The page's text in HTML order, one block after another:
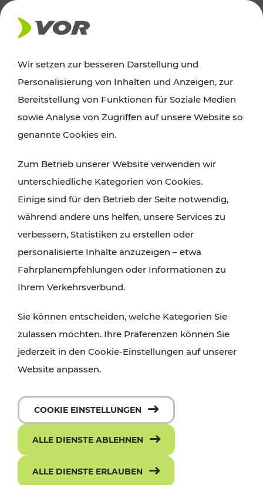
AKTUELLES
News
Alle wichtigen Meldungen zu Fahrplanänderungen,
finden Sie hier im Überblick.
Wir setzen zur besseren Darstellung und
Personalisierung von Inhalten und Anzeigen, zur
Bereitstellung von Funktionen für Soziale Medien
sowie Analyse von Zugriffen auf unsere Website so
genannte Cookies ein.
Zum Betrieb unserer Website verwenden wir
unterschiedliche Kategorien von Cookies.
Einige sind für den Betrieb der Seite notwendig,
während andere uns helfen, unsere Services zu
verbessern, Statistiken zu erstellen oder
personalisierte Inhalte anzuzeigen – etwa
Fahrplanempfehlungen oder Informationen zu
Ihrem Verkehrsverbund.
Sie können entscheiden, welche Kategorien Sie
zulassen möchten. Ihre Präferenzen können Sie
jederzeit in den Cookie-Einstellungen auf unserer
Website anpassen.
COOKIE EINSTELLUNGEN
ALLE DIENSTE ABLEHNEN
ALLE DIENSTE ERLAUBEN